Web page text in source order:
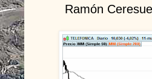
Ramón